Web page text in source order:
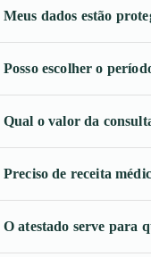
Meus dados estão
Posso escolher o
Qual o valor da
Preciso de receita
O atestado serve para